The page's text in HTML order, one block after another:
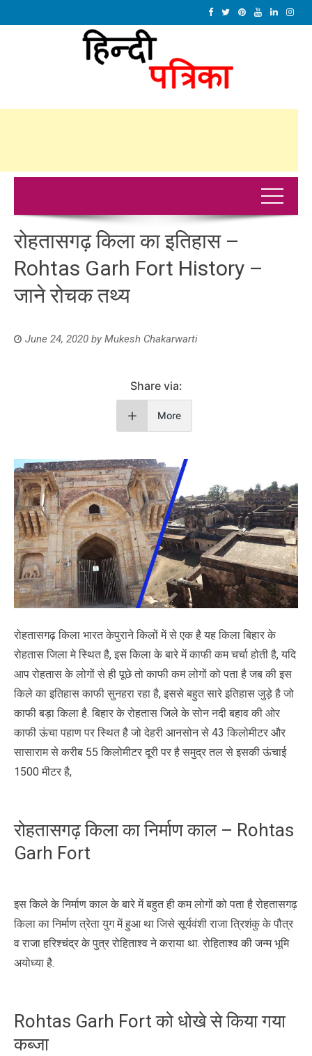
रोहतासगढ़ किला का इतिहास –
Rohtas Garh Fort History –
जाने रोचक तथ्य
June 24, 2020 by Mukesh Chakarwarti
Share via:
More
रोहतासगढ़ किला भारत केपुराने किलों में से एक है यह किला बिहार के
रोहतास जिला मे स्थित है, इस किला के बारे में काफी कम चर्चा होती है, यदि
आप रोहतास के लोगों से ही पूछे तो काफी कम लोगों को पता है जब की इस
किले का इतिहास काफी सुनहरा रहा है, इससे बहुत सारे इतिहास जुड़े है जो
काफी बड़ा किला है. बिहार के रोहतास जिले के सोन नदी बहाव की ओर
काफी ऊंचा पहाण पर स्थित है जो देहरी आनसोन से 43 किलोमीटर और
सासाराम से करीब 55 किलोमीटर दूरी पर है समुद्र तल से इसकी ऊंचाई
1500 मीटर है,
रोहतासगढ़ किला का निर्माण काल – Rohtas
Garh Fort
इस किले के निर्माण काल के बारे में बहुत ही कम लोगों को पता है रोहतासगढ़
किला का निर्माण त्रेता युग में हुआ था जिसे सूर्यवंशी राजा त्रिशंकु के पौत्र
व राजा हरिश्चंद्र के पुत्र रोहिताश्व ने कराया था. रोहिताश्व की जन्म भूमि
अयोध्या है.
Rohtas Garh Fort को धोखे से किया गया
कब्जा